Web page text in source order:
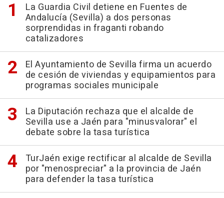
La Guardia Civil detiene en Fuentes de
Andalucía (Sevilla) a dos personas
sorprendidas in fraganti robando
catalizadores
El Ayuntamiento de Sevilla firma un acuerdo
de cesión de viviendas y equipamientos para
programas sociales municipale
La Diputación rechaza que el alcalde de
Sevilla use a Jaén para "minusvalorar" el
debate sobre la tasa turística
TurJaén exige rectificar al alcalde de Sevilla
por "menospreciar" a la provincia de Jaén
para defender la tasa turística